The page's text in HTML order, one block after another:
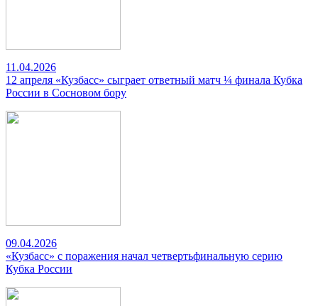
11.04.2026
12 апреля «Кузбасс» сыграет ответный матч ¼ финала Кубка
России в Сосновом бору
09.04.2026
«Кузбасс» с поражения начал четвертьфинальную серию
Кубка России